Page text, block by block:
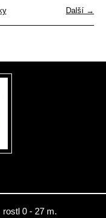
Další →
0 - 27 m.